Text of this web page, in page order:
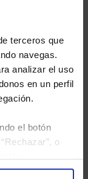
terceros que
navegas.
analizar el uso
en un perfil
el botón
o